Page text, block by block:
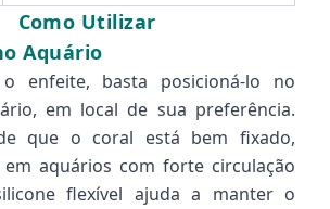
Como Utilizar
Aquário
enfeite, basta posicioná-lo no
em local de sua preferência.
que o coral está bem fixado,
em aquários com forte circulação
flexível ajuda a manter o